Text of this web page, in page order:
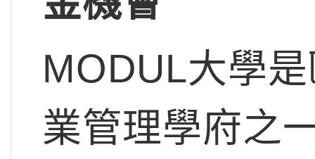
MODUL大學
業管理學府之